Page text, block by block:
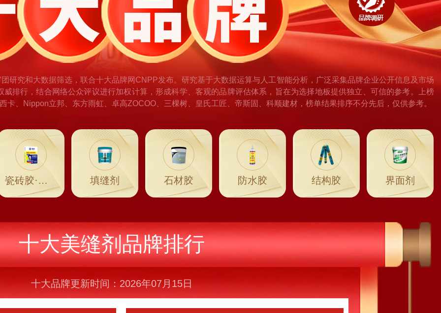
研究和大数据筛选，联合十大品牌网CNPP发布。研究基于大数据运算与人工智能分析，广泛采集品牌企业公开信息及市场
排行，结合网络公众评议进行加权计算，形成科学、客观的品牌评估体系，旨在为选择地板提供独立、可信的参考。上榜
、Nippon立邦、东方雨虹、卓高ZOCOO、三棵树、皇氏工匠、帝斯固、科顺建材，榜单结果排序不分先后，仅供参考。
瓷砖胶·瓷砖粘结剂 填缝剂 石材胶 防水胶 结构胶 界面剂
十大美缝剂品牌排行
十大品牌更新时间：2026年07月15日